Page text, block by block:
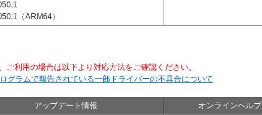
（ARM64）
利用の場合は以下より対応方法をご確認ください。
グラムで報告されている一部ドライバーの不具合について
アップデート情報 オンラインヘルプ